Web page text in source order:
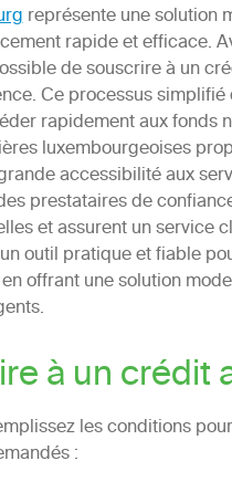
représente une solution
rapide et efficace.
de souscrire à un
Ce processus
rapidement aux
luxembourgeoises
accessibilité aux
prestataires de
et assurent un service
outil pratique et fiable
offrant une solution
à un crédit
les conditions pour
: